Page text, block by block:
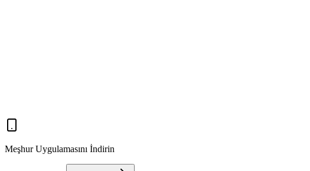
Meşhur Uygulamasını İndirin